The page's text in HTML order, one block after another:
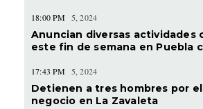
18:00 PM 5, 2024
Anuncian diversas actividades
este fin de semana en Puebla
17:43 PM 5, 2024
Detienen a tres hombres por
negocio en La Zavaleta